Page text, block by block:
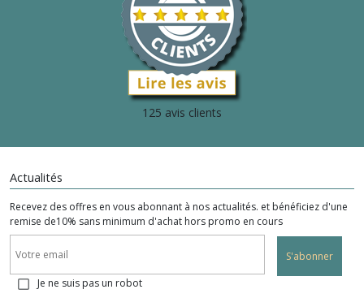
125 avis clients
Actualités
Recevez des offres en vous abonnant à nos actualités. et bénéficiez d'une
remise de10% sans minimum d'achat hors promo en cours
S'abonner
Je ne suis pas un robot